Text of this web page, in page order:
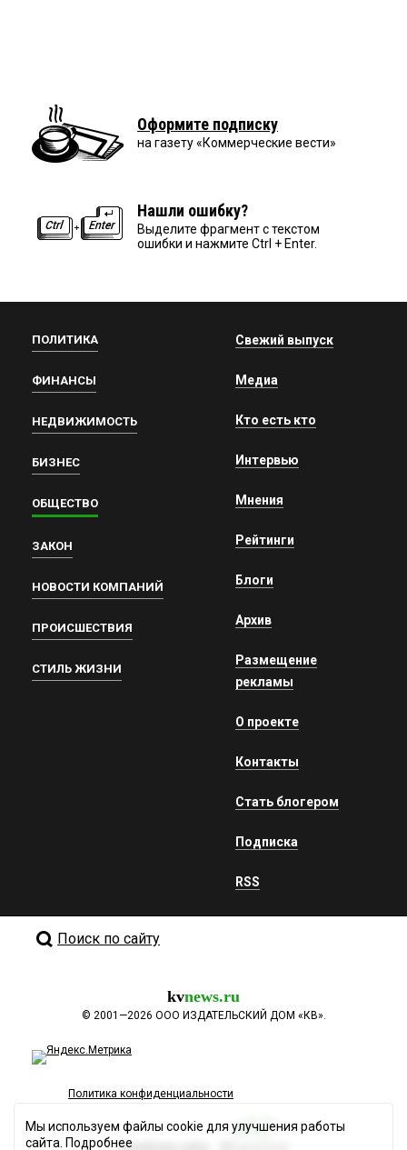
Оформите подписку
на газету «Коммерческие вести»
Нашли ошибку?
Выделите фрагмент с текстом
ошибки и нажмите Ctrl + Enter.
ПОЛИТИКА
ФИНАНСЫ
НЕДВИЖИМОСТЬ
БИЗНЕС
ОБЩЕСТВО
ЗАКОН
НОВОСТИ КОМПАНИЙ
ПРОИСШЕСТВИЯ
СТИЛЬ ЖИЗНИ
Свежий выпуск
Медиа
Кто есть кто
Интервью
Мнения
Рейтинги
Блоги
Архив
Размещение
рекламы
О проекте
Контакты
Стать блогером
Подписка
RSS
Поиск по сайту
kvnews.ru
© 2001—2026 ООО ИЗДАТЕЛЬСКИЙ ДОМ «КВ».
Политика конфиденциальности
Разработка сайта
Мы используем файлы cookie для улучшения работы
сайта. Подробнее